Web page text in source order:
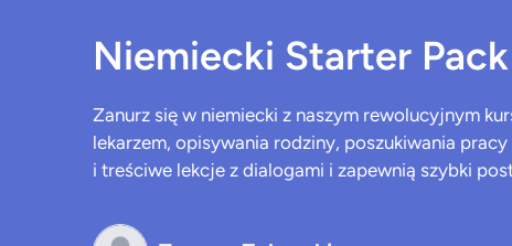
Niemiecki Starter
Zanurz się w niemiecki z naszym rewolucyjnym
lekarzem, opisywania rodziny, poszukiwania
i treściwe lekcje z dialogami i zapewnią szybki